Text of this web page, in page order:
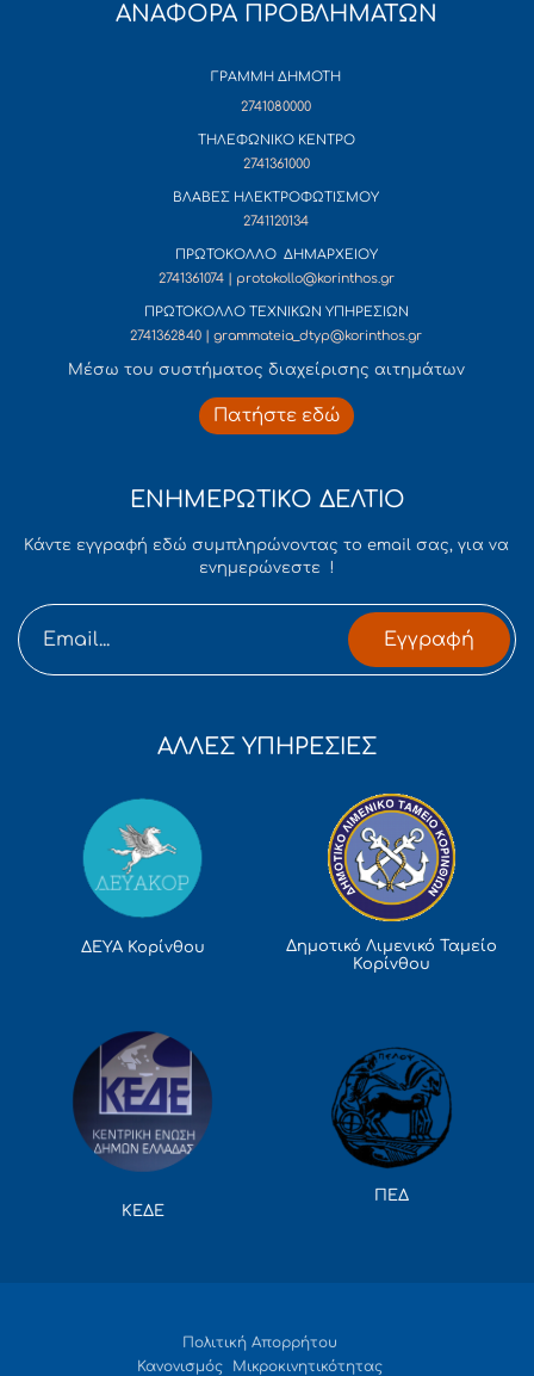
ΑΝΑΦΟΡΑ ΠΡΟΒΛΗΜΑΤΩΝ
ΓΡΑΜΜΗ ΔΗΜΟΤΗ
2741080000
ΤΗΛΕΦΩΝΙΚΟ ΚΕΝΤΡΟ
2741361000
ΒΛΑΒΕΣ ΗΛΕΚΤΡΟΦΩΤΙΣΜΟΥ
2741120134
ΠΡΩΤΟΚΟΛΛΟ ΔΗΜΑΡΧΕΙΟΥ
2741361074 | protokollo@korinthos.gr
ΠΡΩΤΟΚΟΛΛΟ ΤΕΧΝΙΚΩΝ ΥΠΗΡΕΣΙΩΝ
2741362840 | grammateia_dtyp@korinthos.gr
Mέσω του συστήματος διαχείρισης αιτημάτων
Πατήστε εδώ
ΕΝΗΜΕΡΩΤΙΚΟ ΔΕΛΤΙΟ
Κάντε εγγραφή εδώ συμπληρώνοντας το email σας, για να
ενημερώνεστε !
Εγγραφή
ΑΛΛΕΣ ΥΠΗΡΕΣΙΕΣ
ΔΕΥΑ Κορίνθου
Δημοτικό Λιμενικό Ταμείο
Κορίνθου
ΚΕΔΕ
ΠΕΔ
Πολιτική Απορρήτου
Κανονισμός Μικροκινητικότητας